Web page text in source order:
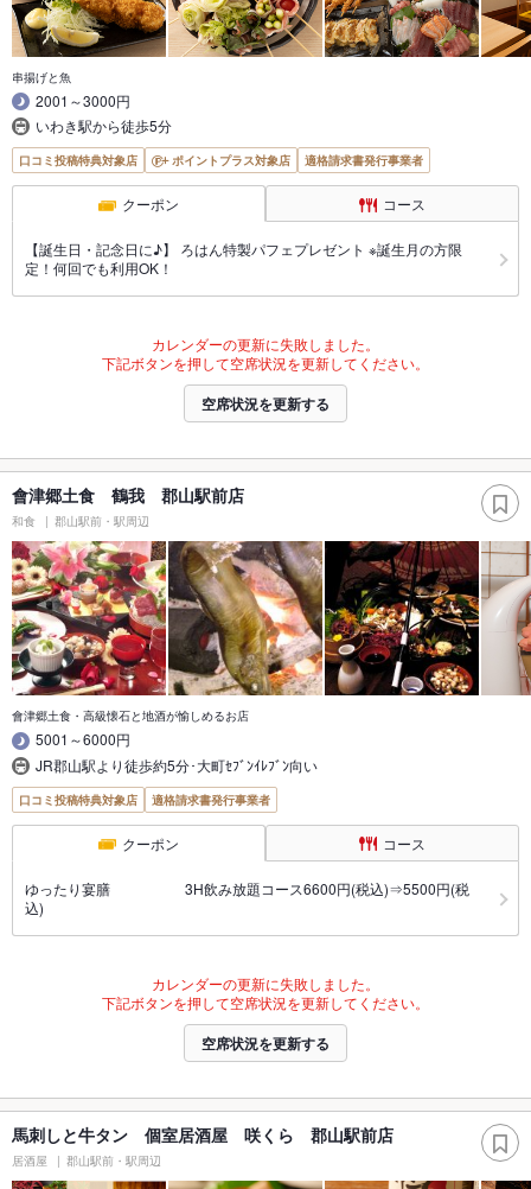
串揚げと魚
2001～3000円
いわき駅から徒歩5分
口コミ投稿特典対象店 ポイントプラス対象店 適格請求書発行事業者
クーポン コース
【誕生日・記念日に♪】 ろはん特製パフェプレゼント ※誕生月の方限
定！何回でも利用OK！
カレンダーの更新に失敗しました。
下記ボタンを押して空席状況を更新してください。
空席状況を更新する
會津郷土食 鶴我 郡山駅前店
和食 郡山駅前・駅周辺
會津郷土食・高級懐石と地酒が愉しめるお店
5001～6000円
JR郡山駅より徒歩約5分･大町ｾﾌﾞﾝｲﾚﾌﾞﾝ向い
口コミ投稿特典対象店 適格請求書発行事業者
クーポン コース
ゆったり宴膳 3H飲み放題コース6600円(税込)⇒5500円(税
込)
カレンダーの更新に失敗しました。
下記ボタンを押して空席状況を更新してください。
空席状況を更新する
馬刺しと牛タン 個室居酒屋 咲くら 郡山駅前店
居酒屋 郡山駅前・駅周辺